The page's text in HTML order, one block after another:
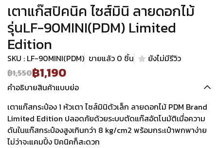
เตาแก๊สปิคนิค ไซส์มินิ ลายดอกไม้
รุ่นLF-90MINI(PDM) Limited
Edition
SKU : LF-90MINI(PDM) ขายแล้ว 0 ชิ้น
ยังไม่มีรีวิว
฿1,550฿1,190
คำอธิบายสินค้าแบบย่อ
เตาแก๊สกระป๋อง 1 หัวเตา ไซส์มินิตัวเล็ก ลายดอกไม้ PDM Brand
Limited Edition ปลอดภัยด้วยระบบตัดแก๊สอัตโนมัติเมื่อความ
ดันในแก๊สกระป๋องสูงเกินกว่า 8 kg/cm2 พร้อมกระเป๋าพกพาง่าย
ไม่ว่าจะแคมปิ้ง ปิคนิคก็สะดวก